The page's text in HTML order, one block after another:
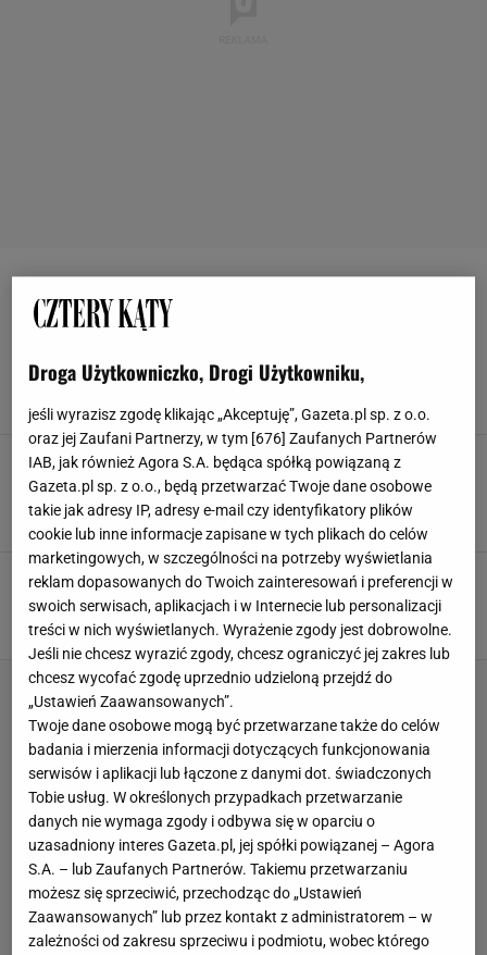
DRZWI PRZESUWNE
które lepsze?
ARANŻACJE WNĘTRZ DRZWI HARMONIJKOWE
DRZWI WEWNĘTRZNE
Drzwi przesuwne. Sposoby montażu, rodzaje i
zastosowanie drzwi przesuwnych
ARANŻACJE WNĘTRZ DRZWI
DRZWI PRZESUWNE
PROJEKTOWANIE WNĘTRZ
Drzwi przesuwne: gdzie warto je zamontować?
[WIDEO]
DRZWI PRZESUWNE DRZWI WEWNĘTRZNE
Droga Użytkowniczko, Drogi Użytkowniku,
jeśli wyrazisz zgodę klikając „Akceptuję”, Gazeta.pl sp. z o.o.
oraz jej Zaufani Partnerzy, w tym [ 676 ] Zaufanych Partnerów
IAB, jak również Agora S.A. będąca spółką powiązaną z
Gazeta.pl sp. z o.o., będą przetwarzać Twoje dane osobowe
takie jak adresy IP, adresy e-mail czy identyfikatory plików
cookie lub inne informacje zapisane w tych plikach do celów
marketingowych, w szczególności na potrzeby wyświetlania
reklam dopasowanych do Twoich zainteresowań i preferencji w
swoich serwisach, aplikacjach i w Internecie lub personalizacji
treści w nich wyświetlanych. Wyrażenie zgody jest dobrowolne.
Jeśli nie chcesz wyrazić zgody, chcesz ograniczyć jej zakres lub
chcesz wycofać zgodę uprzednio udzieloną przejdź do
„Ustawień Zaawansowanych”.
Twoje dane osobowe mogą być przetwarzane także do celów
badania i mierzenia informacji dotyczących funkcjonowania
serwisów i aplikacji lub łączone z danymi dot. świadczonych
Tobie usług. W określonych przypadkach przetwarzanie
danych nie wymaga zgody i odbywa się w oparciu o
uzasadniony interes Gazeta.pl, jej spółki powiązanej – Agora
S.A. – lub Zaufanych Partnerów. Takiemu przetwarzaniu
możesz się sprzeciwić, przechodząc do „Ustawień
Zaawansowanych” lub przez kontakt z administratorem – w
zależności od zakresu sprzeciwu i podmiotu, wobec którego